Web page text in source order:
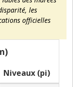
les
officielles
Niveaux (pi)